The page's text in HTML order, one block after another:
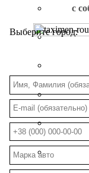
с
Выберите город: